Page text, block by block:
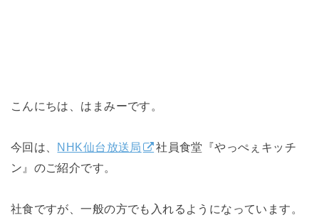
こんにちは、はまみーです。
今回は、 NHK仙台放送局
社員食堂『やっぺぇキッチ
ン』のご紹介です。
社食ですが、一般の方でも入れるようになっています。